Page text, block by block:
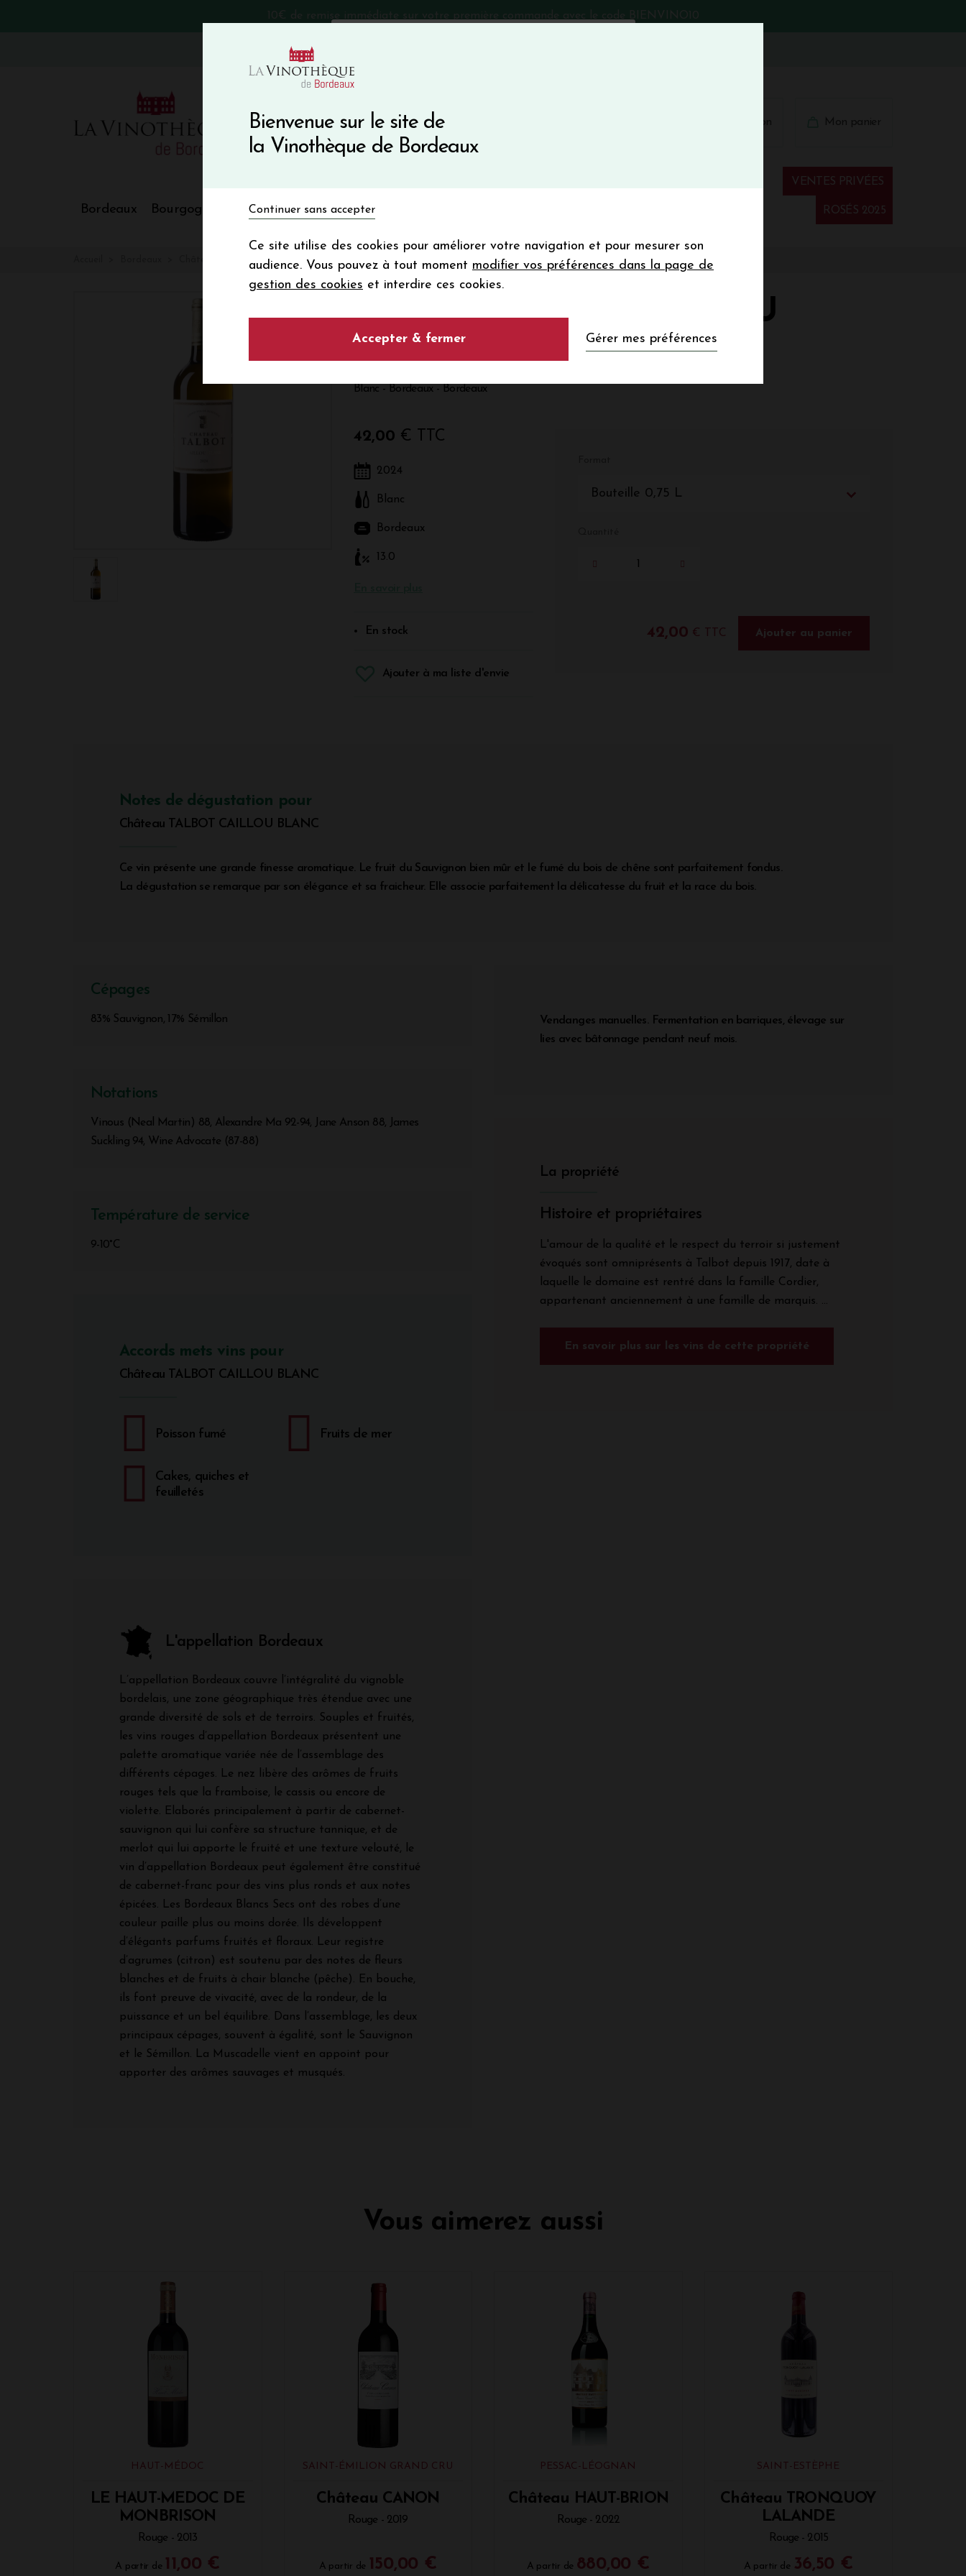
Bienvenue sur le site de
la Vinothèque de Bordeaux
Continuer sans accepter
Ce site utilise des cookies pour améliorer votre navigation et pour mesurer son
audience. Vous pouvez à tout moment modifier vos préférences dans la page de
gestion des cookies et interdire ces cookies.
Accepter & fermer Gérer mes préférences
VinoBlog
Bordeaux Bourgogne Nos Régions Vins du monde ROSÉS 2025
VENTES PRIVÉES
Château TALBOT CAILLOU BLANC
Château TALBOT CAILLOU
BLANC 2024
Blanc - Bordeaux - Bordeaux
42,00 € TTC
2024
Blanc
Bordeaux
13.0
En stock
Ajouter à ma liste d'envie
Bouteille 0,75 L
42,00 € TTC Ajouter au panier
Notes de dégustation pour
Château TALBOT CAILLOU BLANC
Ce vin présente une grande finesse aromatique. Le fruit du Sauvignon bien mûr et le fumé du bois de chêne sont parfaitement fondus.
La dégustation se remarque par son élégance et sa fraicheur. Elle associe parfaitement la délicatesse du fruit et la race du bois.
Cépages
83% Sauvignon, 17% Sémillon
Notations
Vinous (Neal Martin) 88, Alexandre Ma 92-94, Jane Anson 88, James
Suckling 94, Wine Advocate (87-88)
Température de service
9-10°C
Accords mets vins pour
Château TALBOT CAILLOU BLANC
Poisson fumé Fruits de mer
Cakes, quiches et
feuilletés
L'appellation Bordeaux
L’appellation Bordeaux couvre l’intégralité du vignoble
bordelais, une zone géographique très étendue avec une
grande diversité de sols et de terroirs. Souples et fruités,
les vins rouges d’appellation Bordeaux présentent une
palette aromatique variée née de l’assemblage des
différents cépages. Le nez libère des arômes de fruits
rouges tels que la framboise, le cassis ou encore de
violette. Elaborés principalement à partir de cabernet-
sauvignon qui lui confère sa structure tannique, et de
merlot qui lui apporte le fruité et une texture velouté, le
vin d’appellation Bordeaux peut également être constitué
de cabernet-franc pour des vins plus ronds et aux notes
épicées. Les Bordeaux Blancs Secs ont des robes d’une
couleur paille plus ou moins dorée. Ils développent
d’élégants parfums fruités et floraux. Leur registre
d’agrumes (citron) est soutenu par des notes de fleurs
blanches et de fruits à chair blanche (pêche). En bouche,
ils font preuve de vivacité, avec de la rondeur, de la
puissance et un bel équilibre. Dans l’assemblage, les deux
principaux cépages, souvent à égalité, sont le Sauvignon
et le Sémillon. La Muscadelle vient en appoint pour
apporter des arômes sauvages et musqués.
Vendanges manuelles. Fermentation en barriques, élevage sur
lies avec bâtonnage pendant neuf mois.
La propriété
Histoire et propriétaires
L'amour de la qualité et le respect du terroir si justement
évoqués sont omniprésents à Talbot depuis 1917, date à
laquelle le domaine est rentré dans la famille Cordier,
appartenant anciennement à une famille de marquis. ...
En savoir plus sur les vins de cette propriété
Vous aimerez aussi
HAUT-MÉDOC
LE HAUT-MEDOC DE
MONBRISON
Rouge - 2013
A partir de 11,00 €
SAINT-ÉMILION GRAND CRU
Château CANON
Rouge - 2019
A partir de 150,00 €
PESSAC-LÉOGNAN
Château HAUT-BRION
Rouge - 2022
A partir de 880,00 €
SAINT-ESTÈPHE
Château TRONQUOY
LALANDE
Rouge - 2015
A partir de 36,50 €
En m’abonnant, j’accepte de recevoir la newsletter de la
Vinothèque de Bordeaux.